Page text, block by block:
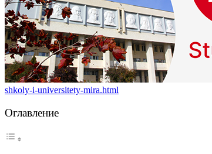
shkoly-i-universitety-mira.html
Оглавление